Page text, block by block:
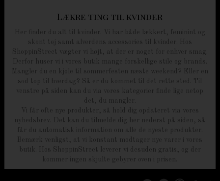
Lækre ting til kvinder
Her finder du alt til kvinder. Vi har både lækkert, feminint og
skønt tøj samt alverdens accessories til kvinder. Hos
ShoppinStreet vægter vi højt, at der er noget for enhver smag.
Derfor huser vi i vores butik mange forskellige stile og brands.
Mangler du en kjole til sommerfesten næste weekend? Eller en
sød top til hverdag? Så er du kommet til det rette sted. Til
venstre på siden kan du via vores kategorier finde lige netop
det, du mangler.
Vi får ofte nye produkter, så hold dig opdateret via vores
nyhedsbrev. Det kan du tilmelde dig her nederst på siden, så
får du automatisk information om alle de nyeste produkter.
Bemærk venligst, at vi konstant modtager nye varer i vores
butik. Hos ShoppinStreet leverer vi desuden gratis, og der
kommer ingen skjulte gebyrer oven i prisen.